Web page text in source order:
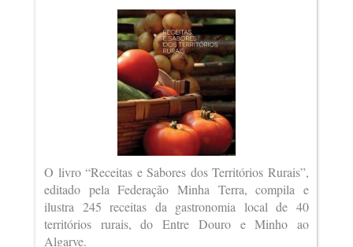
O livro “Receitas e Sabores dos Territórios Rurais”,
editado pela Federação Minha Terra, compila e
ilustra 245 receitas da gastronomia local de 40
territórios rurais, do Entre Douro e Minho ao
Algarve.